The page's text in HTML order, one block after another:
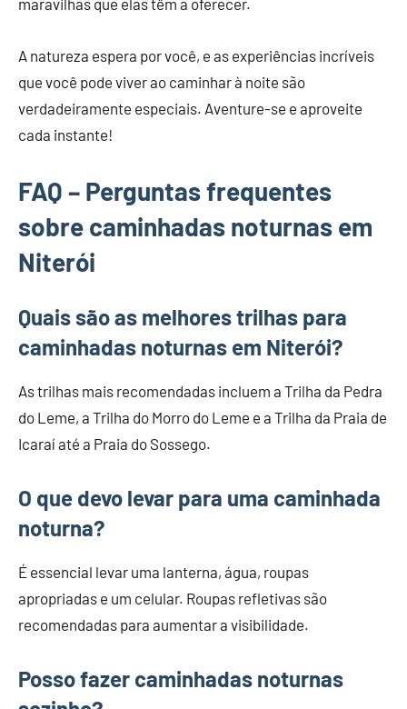
maravilhas que elas têm a oferecer.
A natureza espera por você, e as experiências incríveis
que você pode viver ao caminhar à noite são
verdadeiramente especiais. Aventure-se e aproveite
cada instante!
FAQ – Perguntas frequentes
sobre caminhadas noturnas em
Niterói
Quais são as melhores trilhas para
caminhadas noturnas em Niterói?
As trilhas mais recomendadas incluem a Trilha da Pedra
do Leme, a Trilha do Morro do Leme e a Trilha da Praia de
Icaraí até a Praia do Sossego.
O que devo levar para uma caminhada
noturna?
É essencial levar uma lanterna, água, roupas
apropriadas e um celular. Roupas refletivas são
recomendadas para aumentar a visibilidade.
Posso fazer caminhadas noturnas